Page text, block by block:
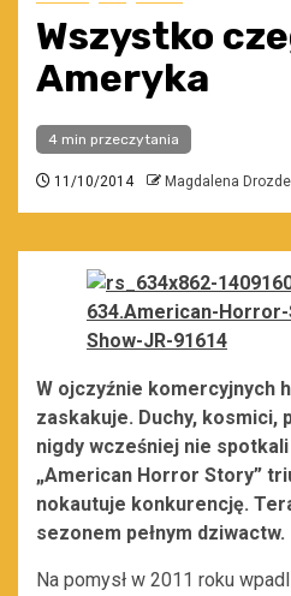
Wszystko
Ameryka
4 min przeczytania
11/10/2014 Magdalena
W ojczyźnie komercyjnych
zaskakuje. Duchy, kosmici,
nigdy wcześniej nie
„American Horror Story”
nokautuje konkurencję.
sezonem pełnym dziwactw.
Na pomysł w 2011 roku